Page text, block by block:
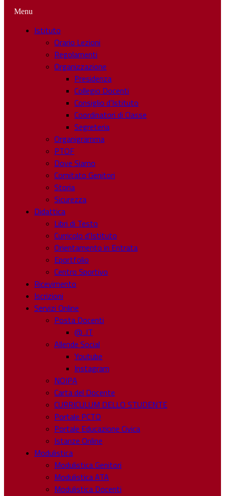
Menu
Istituto
Orario Lezioni
Regolamenti
Organizzazione
Presidenza
Collegio Docenti
Consiglio d’Istituto
Coordinatori di Classe
Segreteria
Organigramma
PTOF
Dove Siamo
Comitato Genitori
Storia
Sicurezza
Didattica
Libri di Testo
Curricolo d’Istituto
Orientamento in Entrata
Eportfolio
Centro Sportivo
Ricevimento
Iscrizioni
Servizi Online
Posta Docenti
@ .IT
Allende Social
Youtube
Instagram
NOIPA
Carta del Docente
CURRICULUM DELLO STUDENTE
Portale PCTO
Portale Educazione Civica
Istanze Online
Modulistica
Modulistica Genitori
Modulistica ATA
Modulistica Docenti